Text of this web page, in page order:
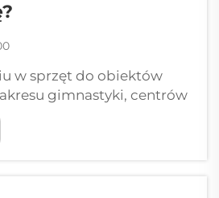
w sprzęt do obiektów
gimnastyki, centrów
zawodów
staje się kwestią
Profesjonalna